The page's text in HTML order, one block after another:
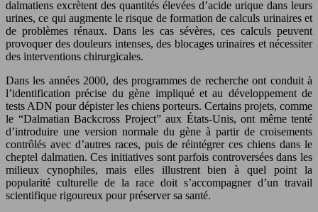
dalmatiens excrètent des quantités élevées d’acide urique dans leurs
urines, ce qui augmente le risque de formation de calculs urinaires et
de problèmes rénaux. Dans les cas sévères, ces calculs peuvent
provoquer des douleurs intenses, des blocages urinaires et nécessiter
des interventions chirurgicales.
Dans les années 2000, des programmes de recherche ont conduit à
l’identification précise du gène impliqué et au développement de
tests ADN pour dépister les chiens porteurs. Certains projets, comme
le “Dalmatian Backcross Project” aux États-Unis, ont même tenté
d’introduire une version normale du gène à partir de croisements
contrôlés avec d’autres races, puis de réintégrer ces chiens dans le
cheptel dalmatien. Ces initiatives sont parfois controversées dans les
milieux cynophiles, mais elles illustrent bien à quel point la
popularité culturelle de la race doit s’accompagner d’un travail
scientifique rigoureux pour préserver sa santé.